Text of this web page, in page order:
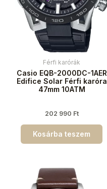
Férfi karórák
Casio EQB-2000DC-1AER
Edifice Solar Férfi karóra
47mm 10ATM
202 990 Ft
Kosárba teszem